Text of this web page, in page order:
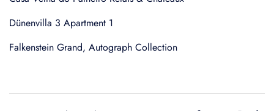
Dünenvilla 3 Apartment 1
Falkenstein Grand, Autograph Collection